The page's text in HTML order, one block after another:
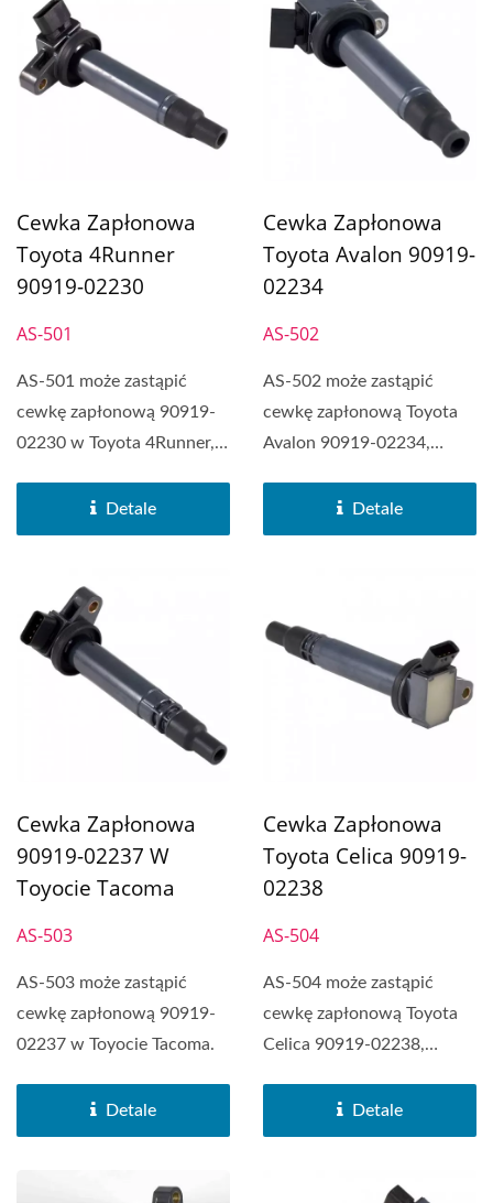
Cewka Zapłonowa
Toyota 4Runner
90919-02230
AS-501
AS-501 może zastąpić
cewkę zapłonową 90919-
02230 w Toyota 4Runner,
Detale
Cewka Zapłonowa
Toyota Avalon 90919-
02234
AS-502
AS-502 może zastąpić
cewkę zapłonową Toyota
Avalon 90919-02234,
Detale
Cewka Zapłonowa
90919-02237 W
Toyocie Tacoma
AS-503
AS-503 może zastąpić
cewkę zapłonową 90919-
02237 w Toyocie Tacoma.
Detale
Cewka Zapłonowa
Toyota Celica 90919-
02238
AS-504
AS-504 może zastąpić
cewkę zapłonową Toyota
Celica 90919-02238,
Detale